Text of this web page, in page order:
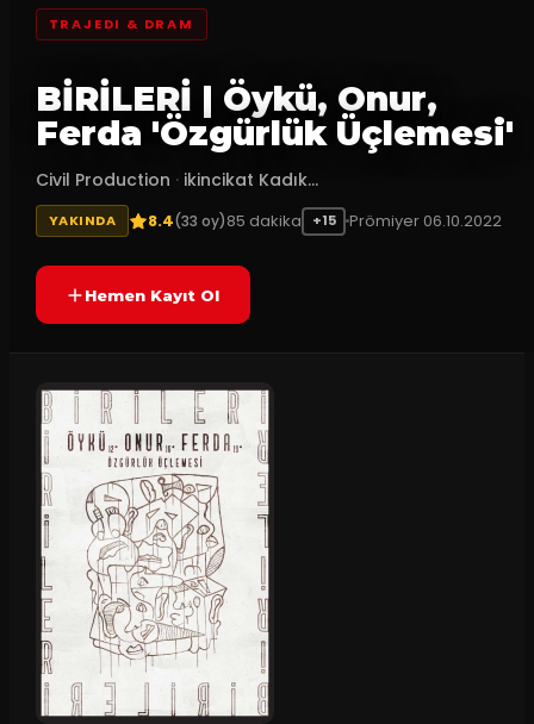
TRAJEDI & DRAM
BİRİLERİ | Öykü, Onur,
Ferda 'Özgürlük Üçlemesi'
Civil Production · ikincikat Kadık...
YAKINDA 8.4(33 oy)85 dakika +15 Prömiyer 06.10.2022
Hemen Kayıt Ol